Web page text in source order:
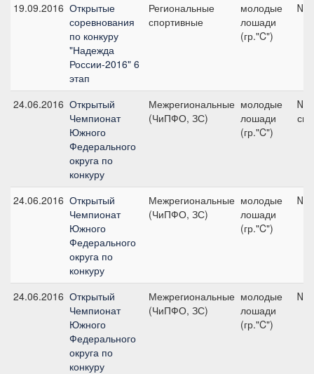
19.09.2016 Открытые
соревнования
по конкуру
"Надежда
России-2016" 6
этап
Региональные
спортивные
молодые
лошади
(гр."C")
24.06.2016 Открытый
Чемпионат
Южного
Федерального
округа по
конкуру
Межрегиональные
(ЧиПФО, ЗС)
молодые
лошади
(гр."C")
см
24.06.2016 Открытый
Чемпионат
Южного
Федерального
округа по
конкуру
Межрегиональные
(ЧиПФО, ЗС)
молодые
лошади
(гр."C")
24.06.2016 Открытый
Чемпионат
Южного
Федерального
округа по
конкуру
Межрегиональные
(ЧиПФО, ЗС)
молодые
лошади
(гр."C")